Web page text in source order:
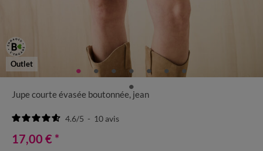
Outlet
Jupe courte évasée boutonnée, jean
4.6/5 - 10avis
17,00 € *